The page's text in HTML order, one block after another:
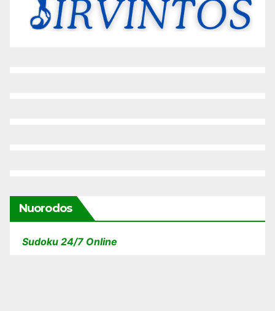
Nuorodos
Sudoku 24/7 Online